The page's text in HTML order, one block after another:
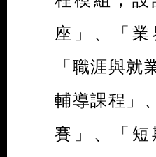
座」、「業
「職涯與就
輔導課程」
賽」、「短